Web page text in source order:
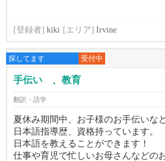
[登録者] kiki [エリア] Irvine
探してます 受付中
手伝い 、教育
翻訳・語学
夏休み期間中、お子様のお手伝いな
日本語指導歴、資格持っています。
日本語を教えることができます！
仕事や育児で忙しいお母さんなどの